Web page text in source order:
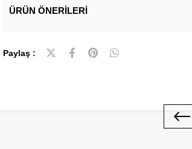
ÜRÜN ÖNERILERI
Paylaş :